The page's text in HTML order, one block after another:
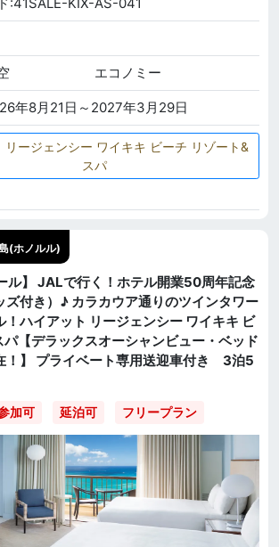
エコノミー
年8月21日～2027年3月29日
リージェンシー ワイキキ ビーチ リゾート&
スパ
(ホノルル)
ル】 JALで行く！ホテル開業50周年記念
ズ付き）♪ カラカウア通りのツインタワー
！ハイアット リージェンシー ワイキキ ビ
パ【デラックスオーシャンビュー・ベッド
！】 プライベート専用送迎車付き 3泊5
加可 延泊可 フリープラン